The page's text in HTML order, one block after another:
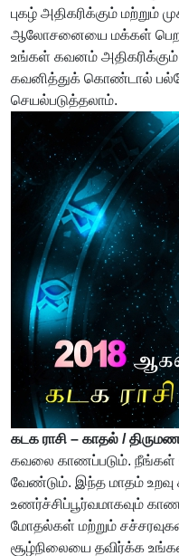
புகழ் அதிகரிக்கும்
ஆலோசனையை மக்கள் பெற
உங்கள் கவனம்
கவனித்துக் கொண்டால்
செயல்படுத்தலாம்.
கடக ராசி – காதல் /
கவலை காணப்படும்.
வேண்டும். இந்த மாதம் உறவு
உணர்ச்சிப்பூர்வமாகவும்
மோதல்கள் மற்றும்
சூழ்நிலையை தவிர்க்க